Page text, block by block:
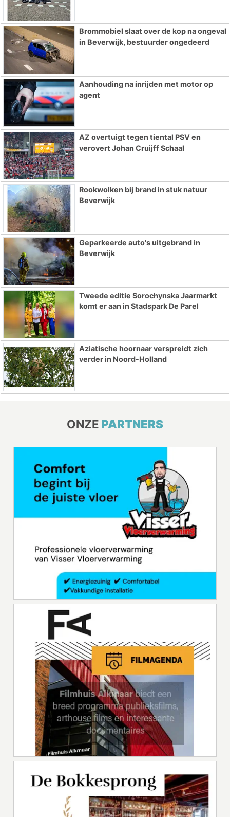
Brommobiel slaat over de kop na ongeval
in Beverwijk, bestuurder ongedeerd
Aanhouding na inrijden met motor op
agent
AZ overtuigt tegen tiental PSV en
verovert Johan Cruijff Schaal
Rookwolken bij brand in stuk natuur
Beverwijk
Geparkeerde auto's uitgebrand in
Beverwijk
Tweede editie Sorochynska Jaarmarkt
komt er aan in Stadspark De Parel
Aziatische hoornaar verspreidt zich
verder in Noord-Holland
ONZE PARTNERS